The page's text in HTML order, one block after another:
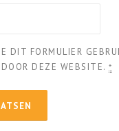
DIT FORMULIER
DEZE WEBSITE. *